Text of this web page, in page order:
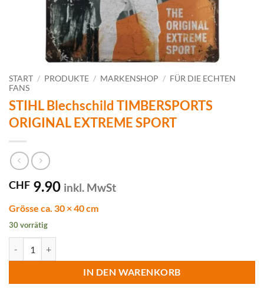
START / PRODUKTE / MARKENSHOP / FÜR DIE ECHTEN
FANS
STIHL Blechschild TIMBERSPORTS
ORIGINAL EXTREME SPORT
CHF 9.90 inkl. MwSt
Grösse ca. 30 × 40 cm
30 vorrätig
IN DEN WARENKORB